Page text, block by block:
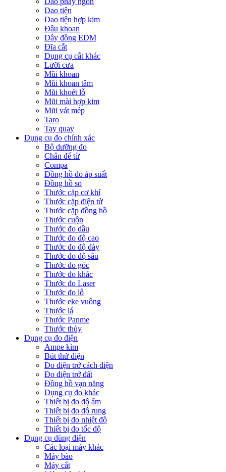
Dao tiện
Dao tiện hợp kim
Đầu khoan
Dây đồng EDM
Đĩa cắt
Dụng cụ cắt khác
Lưỡi cưa
Mũi khoan
Mũi khoan tâm
Mũi khoét lỗ
Mũi mài hợp kim
Mũi vát mép
Taro
Tay quay
Dụng cụ đo chính xác
Bộ dưỡng đo
Chân đế từ
Compa
Đồng hồ đo áp suất
Đồng hồ so
Thước cặp cơ khí
Thước cặp điện tử
Thước cặp đồng hồ
Thước cuộn
Thước đo dầu
Thước đo độ cao
Thước đo độ dày
Thước đo độ sâu
Thước đo góc
Thước đo khác
Thước đo Laser
Thước đo lỗ
Thước eke vuông
Thước lá
Thước Panme
Thước thủy
Dụng cụ đo điện
Ampe kìm
Bút thử điện
Đo điện trở cách điện
Đo điện trở đất
Đồng hồ vạn năng
Dụng cụ đo khác
Thiết bị đo độ ẩm
Thiết bị đo độ rung
Thiết bị đo nhiệt độ
Thiết bị đo tốc độ
Dụng cụ dùng điện
Các loại máy khác
Máy bào
Máy cắt